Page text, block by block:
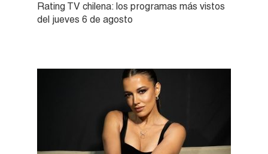
Rating TV chilena: los programas más vistos
del jueves 6 de agosto